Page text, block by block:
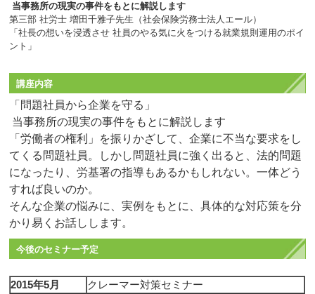
当事務所の現実の事件をもとに解説します
第三部 社労士 増田千雅子先生（社会保険労務士法人エール）
「社長の想いを浸透させ 社員のやる気に火をつける就業規則運用のポイ
ント」
講座内容
「問題社員から企業を守る」
当事務所の現実の事件をもとに解説します
「労働者の権利」を振りかざして、企業に不当な要求をし
てくる問題社 員。しかし問題社員に強く出ると、法的問題
になったり、労基署の指導もあるかもしれない。一体どう
すれば良いのか。
そんな企業の悩みに、実例をもとに、具体的な対応策を分
かり易くお話しします。
今後のセミナー予定
2015年5月
クレーマー対策セミナー